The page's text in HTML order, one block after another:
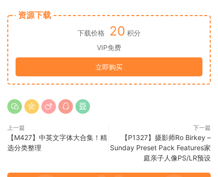
资源下载
下载价格 20 积分
VIP免费
立即购买
上一篇
【M427】中英文字体大合集！精
选分类整理
下一篇
【P1327】摄影师Ro Birkey –
Sunday Preset Pack Features家
庭亲子人像PS/LR预设